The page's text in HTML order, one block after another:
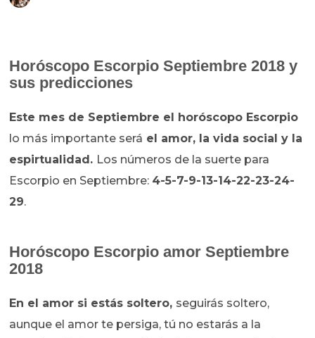
Horóscopo Escorpio Septiembre 2018 y
sus predicciones
Este mes de Septiembre el horóscopo Escorpio
lo más importante será el amor, la vida social y la
espirtualidad . Los números de la suerte para
Escorpio en Septiembre: 4-5-7-9-13-14-22-23-24-
29.
Horóscopo Escorpio amor Septiembre
2018
En el amor si estás soltero, seguirás soltero,
aunque el amor te persiga, tú no estarás a la